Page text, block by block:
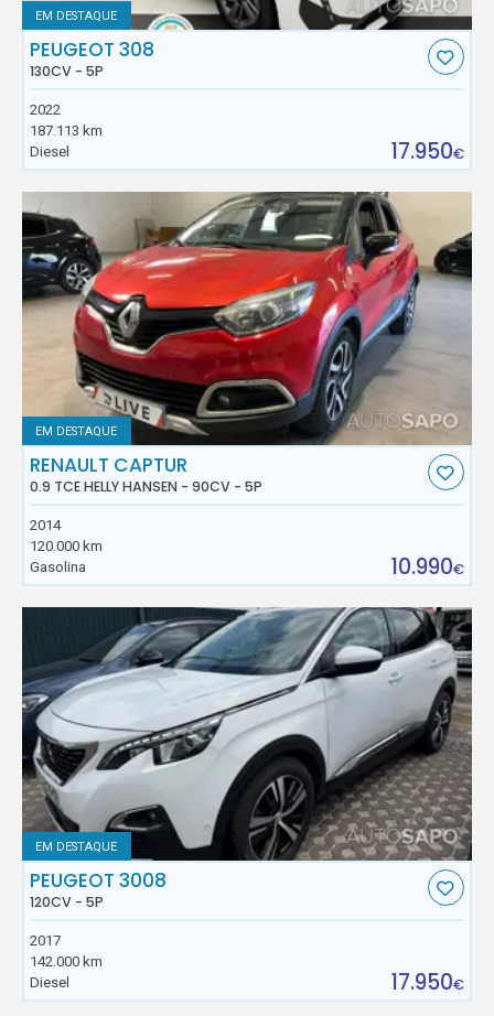
EM DESTAQUE
PEUGEOT 308
130CV - 5P
2022
187.113 km
Diesel
17.950€
EM DESTAQUE
RENAULT CAPTUR
0.9 TCE HELLY HANSEN - 90CV - 5P
2014
120.000 km
Gasolina
10.990€
EM DESTAQUE
PEUGEOT 3008
120CV - 5P
2017
142.000 km
Diesel
17.950€